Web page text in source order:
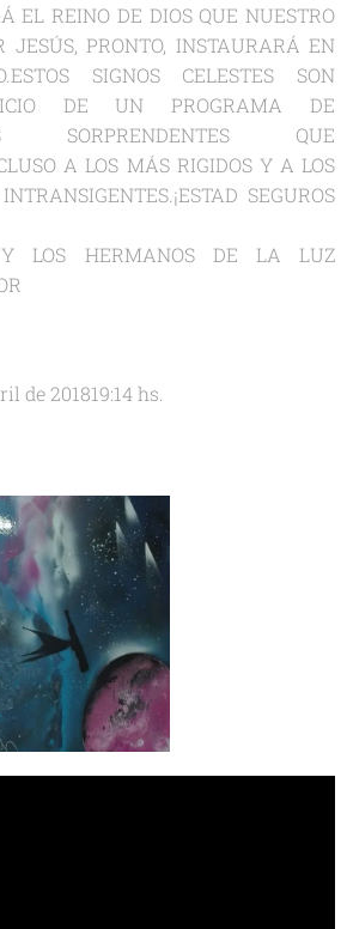
EL REINO DE DIOS QUE NUESTRO
JESÚS, PRONTO, INSTAURARÁ EN
SIGNOS CELESTES SON
DE UN PROGRAMA DE
SORPRENDENTES QUE
A LOS MÁS RIGIDOS Y A LOS
SEGUROS
Y LOS HERMANOS DE LA LUZ
de 201819:14 hs.